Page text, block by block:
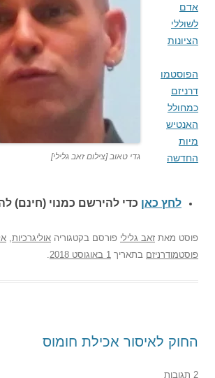
גדי טאוב [צילום זאב גלילי]
אדם
לשוללי
הציונות
הפוסטמו
דרניזם
כמחולל
האנטיש
מיות
החדשה
לחץ כאן כדי להירשם כ מנוי (חינם)
פוסטמאתזאב גליליפורסם בקטגוריהאוליגרכיות,
פוסטמודרניזםבתאריך1 באוגוסט 2018 .
החוק לאיסור אכילת חומוס